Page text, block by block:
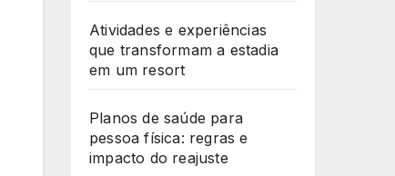
Atividades e experiências
que transformam a estadia
em um resort
Planos de saúde para
pessoa física: regras e
impacto do reajuste